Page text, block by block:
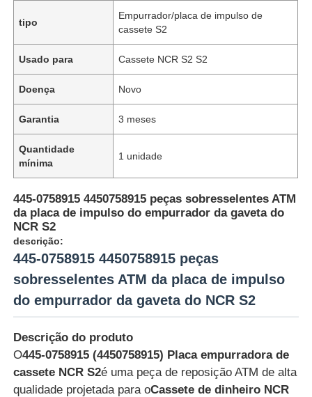
tipo
Empurrador/placa de impulso de
cassete S2
Usado para Cassete NCR S2 S2
Doença Novo
Garantia 3 meses
Quantidade
mínima
1 unidade
445-0758915 4450758915 peças sobresselentes ATM
da placa de impulso do empurrador da gaveta do
NCR S2
descrição:
445-0758915 4450758915 peças
sobresselentes ATM da placa de impulso
do empurrador da gaveta do NCR S2
Descrição do produto
O445-0758915 (4450758915) Placa empurradora de
cassete NCR S2é uma peça de reposição ATM de alta
qualidade projetada para oCassete de dinheiro NCR